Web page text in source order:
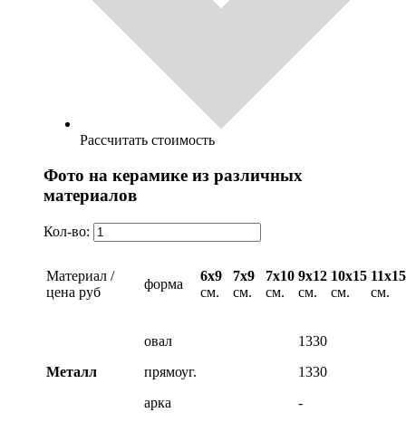
Рассчитать стоимость
Фото на керамике из различных
материалов
Кол-во:
Материал /
цена руб
форма
6х9
см.
7х9
см.
7х10
см.
9х12
см.
10х15
см.
11х15
см.
Металл
овал
прямоуг.
арка
1330
1330
-